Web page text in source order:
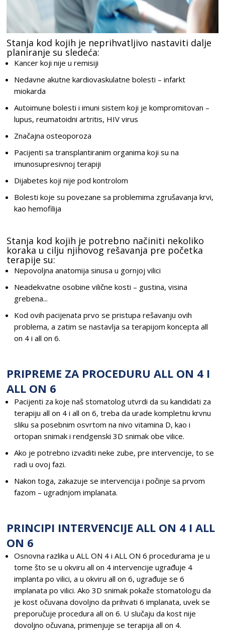
Stanja kod kojih je neprihvatljivo nastaviti dalje
planiranje su sledeća:
Kancer koji nije u remisiji
Nedavne akutne kardiovaskulatne bolesti – infarkt
miokarda
Autoimune bolesti i imuni sistem koji je kompromitovan –
lupus, reumatoidni artritis, HIV virus
Značajna osteoporoza
Pacijenti sa transplantiranim organima koji su na
imunosupresivnoj terapiji
Dijabetes koji nije pod kontrolom
Bolesti koje su povezane sa problemima zgrušavanja krvi,
kao hemofilija
Stanja kod kojih je potrebno načiniti nekoliko
koraka u cilju njihovog rešavanja pre početka
terapije su:
Nepovoljna anatomija sinusa u gornjoj vilici
Neadekvatne osobine vilične kosti – gustina, visina
grebena...
Kod ovih pacijenata prvo se pristupa rešavanju ovih
problema, a zatim se nastavlja sa terapijom koncepta all
on 4 i all on 6.
PRIPREME ZA PROCEDURU ALL ON 4 I
ALL ON 6
Pacijenti za koje naš stomatolog utvrdi da su kandidati za
terapiju all on 4 i all on 6, treba da urade kompletnu krvnu
sliku sa posebnim osvrtom na nivo vitamina D, kao i
ortopan snimak i rendgenski 3D snimak obe vilice.
Ako je potrebno izvaditi neke zube, pre intervencije, to se
radi u ovoj fazi.
Nakon toga, zakazuje se intervencija i počinje sa prvom
fazom – ugradnjom implanata.
PRINCIPI INTERVENCIJE ALL ON 4 I ALL
ON 6
Osnovna razlika u ALL ON 4 i ALL ON 6 procedurama je u
tome što se u okviru all on 4 intervencije ugrađuje 4
implanta po vilici, a u okviru all on 6, ugrađuje se 6
implanata po vilici. Ako 3D snimak pokaže stomatologu da
je kost očuvana dovoljno da prihvati 6 implanata, uvek se
preporučuje procedura all on 6. U slučaju da kost nije
dovoljno očuvana, primenjuje se terapija all on 4.